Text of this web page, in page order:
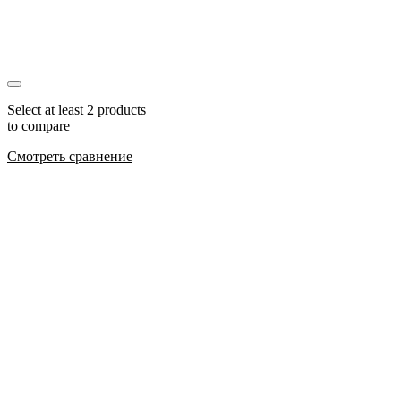
Select at least 2 products
to compare
Смотреть сравнение